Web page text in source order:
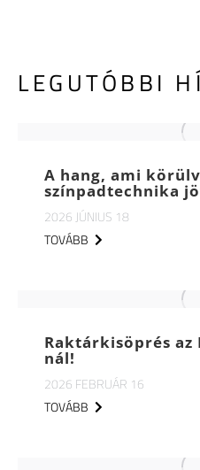
LEGUTÓBBI
A hang, ami
színpadtechnika
2026 JÚNIUS 18
TOVÁBB
Raktárkisöprés az
nál!
2026 FEBRUÁR 16
TOVÁBB